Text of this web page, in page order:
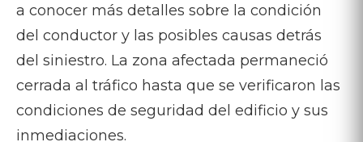
a conocer más detalles sobre la condición
del conductor y las posibles causas detrás
del siniestro. La zona afectada permaneció
cerrada al tráfico hasta que se verificaron las
condiciones de seguridad del edificio y sus
inmediaciones.